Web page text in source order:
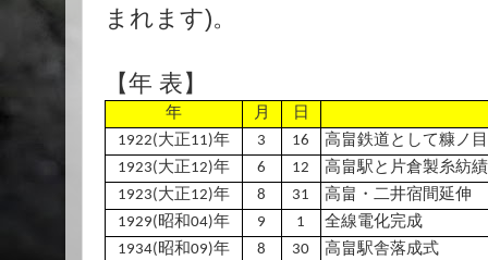
まれます)。
【年 表】
年 月
日
1922(大正11)年
3 16
高畠鉄道として糠ノ
1923(大正12)年
6 12
高畠駅と片倉製糸紡
1923(大正12)年
8 31
高畠・二井宿間延伸
1929(昭和04)年
9 1
全線電化完成
1934(昭和09)年
8 30
高畠駅舎落成式